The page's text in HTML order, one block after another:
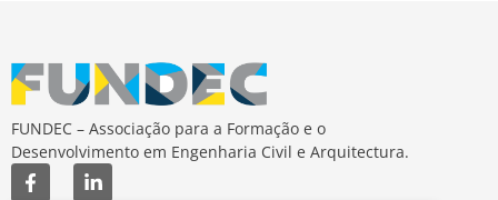
FUNDEC – Associação para a Formação e o
Desenvolvimento em Engenharia Civil e Arquitectura.